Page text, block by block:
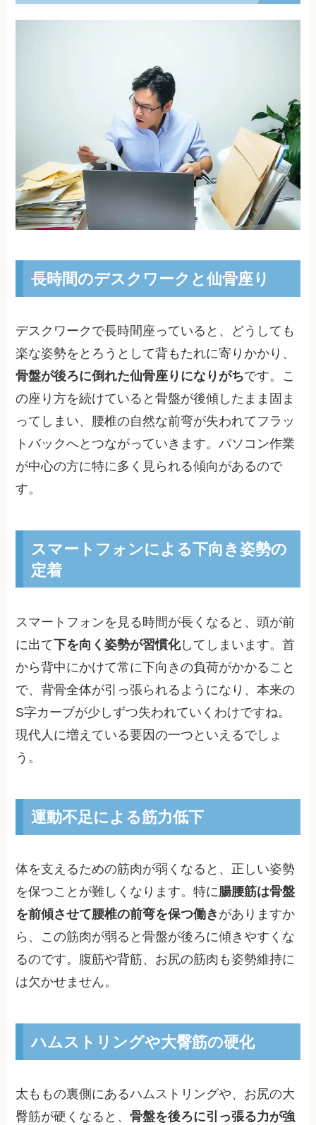
長時間のデスクワークと仙骨座り
デスクワークで長時間座っていると、どうしても
楽な姿勢をとろうとして背もたれに寄りかかり、
骨盤が後ろに倒れた仙骨座りになりがちです。こ
の座り方を続けていると骨盤が後傾したまま固ま
ってしまい、腰椎の自然な前弯が失われてフラッ
トバックへとつながっていきます。パソコン作業
が中心の方に特に多く見られる傾向があるので
す。
スマートフォンによる下向き姿勢の
定着
スマートフォンを見る時間が長くなると、頭が前
に出て下を向く姿勢が習慣化してしまいます。首
から背中にかけて常に下向きの負荷がかかること
で、背骨全体が引っ張られるようになり、本来の
S字カーブが少しずつ失われていくわけですね。
現代人に増えている要因の一つといえるでしょ
う。
運動不足による筋力低下
体を支えるための筋肉が弱くなると、正しい姿勢
を保つことが難しくなります。特に腸腰筋は骨盤
を前傾させて腰椎の前弯を保つ働き がありますか
ら、この筋肉が弱ると骨盤が後ろに傾きやすくな
るのです。腹筋や背筋、お尻の筋肉も姿勢維持に
は欠かせません。
ハムストリングや大臀筋の硬化
太ももの裏側にあるハムストリングや、お尻の大
臀筋が硬くなると、骨盤を後ろに引っ張る力が強